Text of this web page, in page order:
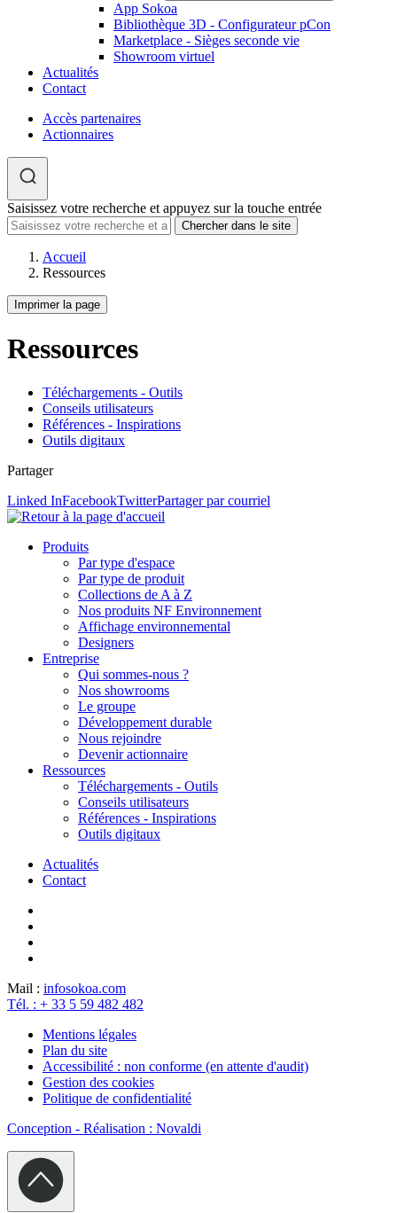
App Sokoa
Bibliothèque 3D - Configurateur pCon
Marketplace - Sièges seconde vie
Showroom virtuel
Actualités
Contact
Accès partenaires
Actionnaires
Saisissez votre recherche et appuyez sur la touche entrée
Accueil
Ressources
Imprimer la page
Ressources
Téléchargements - Outils
Conseils utilisateurs
Références - Inspirations
Outils digitaux
Partager
Linked InFacebookTwitterPartager par courriel
Produits
Par type d'espace
Par type de produit
Collections de A à Z
Nos produits NF Environnement
Affichage environnemental
Designers
Entreprise
Qui sommes-nous ?
Nos showrooms
Le groupe
Développement durable
Nous rejoindre
Devenir actionnaire
Ressources
Téléchargements - Outils
Conseils utilisateurs
Références - Inspirations
Outils digitaux
Actualités
Contact
Mail : infosokoa.com
Tél. : + 33 5 59 482 482
Mentions légales
Plan du site
Accessibilité : non conforme (en attente d'audit)
Gestion des cookies
Politique de confidentialité
Conception - Réalisation : Novaldi